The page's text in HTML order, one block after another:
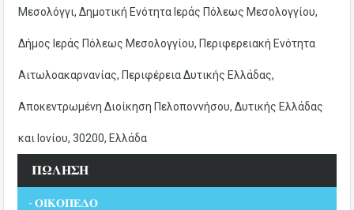
Μεσολόγγι, Δημοτική Ενότητα Ιεράς Πόλεως Μεσολογγίου,
Δήμος Ιεράς Πόλεως Μεσολογγίου, Περιφερειακή Ενότητα
Αιτωλοακαρνανίας, Περιφέρεια Δυτικής Ελλάδας,
Αποκεντρωμένη Διοίκηση Πελοποννήσου, Δυτικής Ελλάδας
και Ιονίου, 30200, Ελλάδα
𝚷𝛀𝚲𝚮𝚺𝚮
- 𝚶𝚰𝚱𝚶𝚷𝚬𝚫𝚶